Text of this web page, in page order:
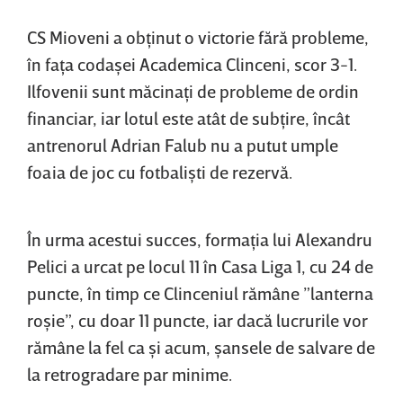
CS Mioveni a obţinut o victorie fără probleme,
în faţa codaşei Academica Clinceni, scor 3-1.
Ilfovenii sunt măcinaţi de probleme de ordin
financiar, iar lotul este atât de subţire, încât
antrenorul Adrian Falub nu a putut umple
foaia de joc cu fotbalişti de rezervă.
În urma acestui succes, formaţia lui Alexandru
Pelici a urcat pe locul 11 în Casa Liga 1, cu 24 de
puncte, în timp ce Clinceniul rămâne ”lanterna
roşie”, cu doar 11 puncte, iar dacă lucrurile vor
rămâne la fel ca şi acum, şansele de salvare de
la retrogradare par minime.